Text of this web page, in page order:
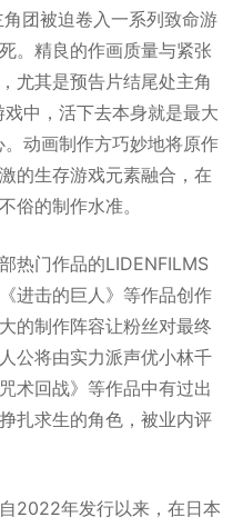
团被迫卷入一系列致命游
。精良的作画质量与紧张
尤其是预告片结尾处主角
中，活下去本身就是最大
动画制作方巧妙地将原作
的生存游戏元素融合，在
俗的制作水准。
热门作品的LIDENFILMS
进击的巨人》等作品创作
的制作阵容让粉丝对最终
公将由实力派声优小林千
术回战》等作品中有过出
扎求生的角色，被业内评
2022年发行以来，在日本